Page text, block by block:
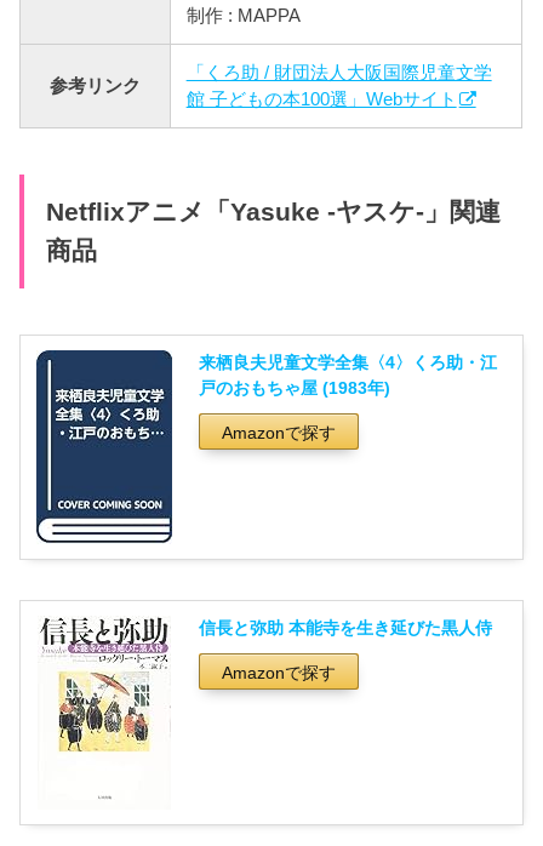
制作 : MAPPA
参考リンク
「くろ助 / 財団法人大阪国際児童文学
館 子どもの本100選」Webサイト
Netflixアニメ「Yasuke -ヤスケ-」関連
商品
来栖良夫児童文学全集〈4〉くろ助・江
戸のおもちゃ屋 (1983年)
Amazonで探す
信長と弥助 本能寺を生き延びた黒人侍
Amazonで探す